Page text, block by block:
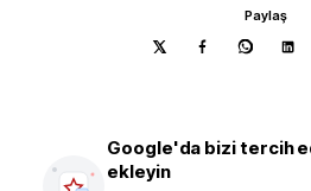
Paylaş
Google'da bizi tercih
ekleyin